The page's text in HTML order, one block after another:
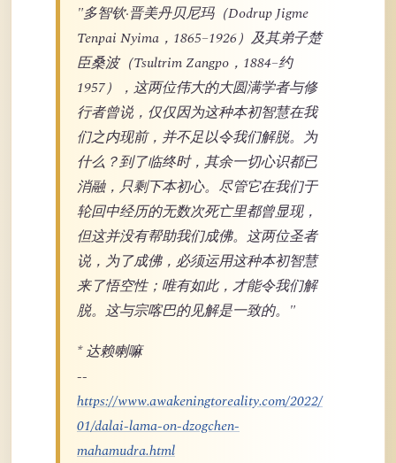
"多智钦·晋美丹贝尼玛（Dodrup Jigme
Tenpai Nyima，1865–1926）及其弟子楚
臣桑波（Tsultrim Zangpo，1884–约
1957），这两位伟大的大圆满学者与修
行者曾说，仅仅因为这种本初智慧在我
们之内现前，并不足以令我们解脱。为
什么？到了临终时，其余一切心识都已
消融，只剩下本初心。尽管它在我们于
轮回中经历的无数次死亡里都曾显现，
但这并没有帮助我们成佛。这两位圣者
说，为了成佛，必须运用这种本初智慧
来了悟空性；唯有如此，才能令我们解
脱。这与宗喀巴的见解是一致的。"
* 达赖喇嘛
--
https://www.awakeningtoreality.com/2022/
01/dalai-lama-on-dzogchen-
mahamudra.html